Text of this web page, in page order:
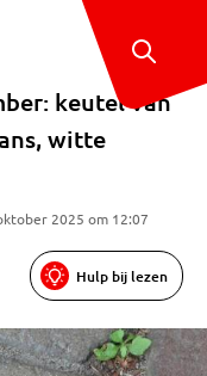
keutel van
witte
2025 om 12:07
Hulp bij lezen